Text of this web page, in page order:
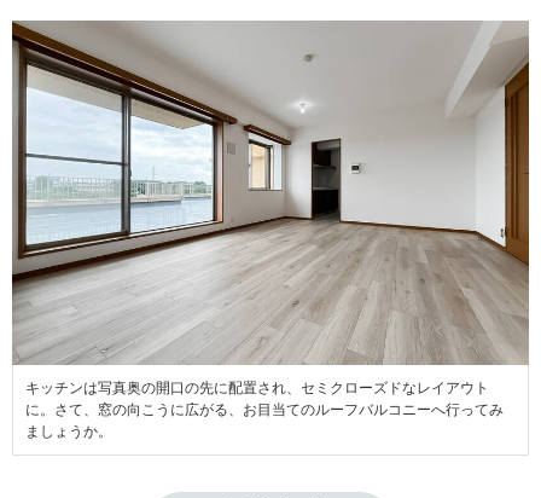
キッチンは写真奥の開口の先に配置され、セミクローズドなレイアウト
に。さて、窓の向こうに広がる、お目当てのルーフバルコニーへ行ってみ
ましょうか。